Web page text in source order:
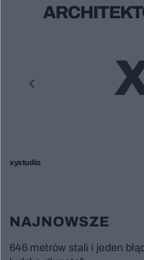
xystudio
NAJNOWSZE
646 metrów stali i jeden